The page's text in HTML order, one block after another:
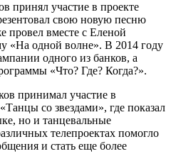
принял участие в проекте
свою новую песню
провел вместе с Еленой
«На одной волне». В 2014 году
одного из банков, а
«Что? Где? Когда?».
принимал участие в
со звездами», где показал
но и танцевальные
телепроектах помогло
и стать еще более